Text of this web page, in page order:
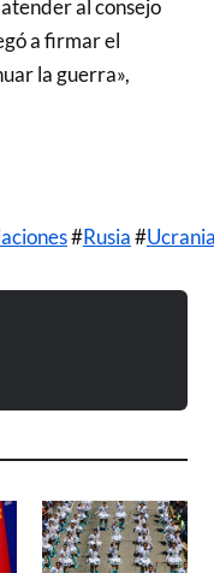
al consejo
a firmar el
la guerra»,
#Rusia#